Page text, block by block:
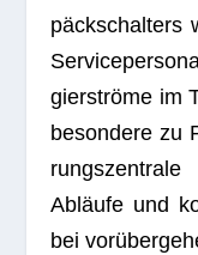
päck­schal­ters
gier­ströme im
be­son­dere zu
Abläufe und
bei